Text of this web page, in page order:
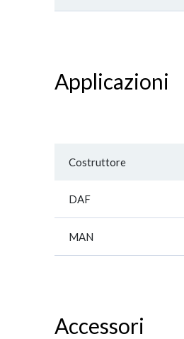
Applicazioni
Costruttore
DAF
MAN
Accessori